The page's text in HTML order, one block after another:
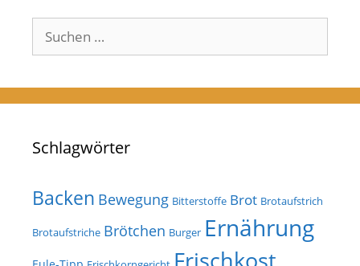
Suchen
nach:
Schlagwörter
Backen Bewegung Bitterstoffe Brot Brotaufstrich
Brotaufstriche Brötchen Burger Ernährung
Frischkost